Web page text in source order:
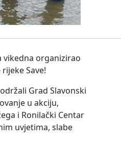
vikedna organizirao
Save!
Grad Slavonski
u akciju,
i Ronilački Centar
uvjetima, slabe